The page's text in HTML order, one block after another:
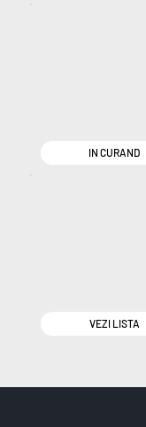
IN CURAND
VEZI LISTA